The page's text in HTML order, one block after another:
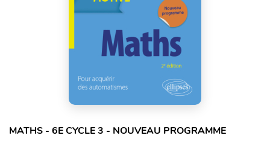
MATHS - 6E CYCLE 3 - NOUVEAU PROGRAMME